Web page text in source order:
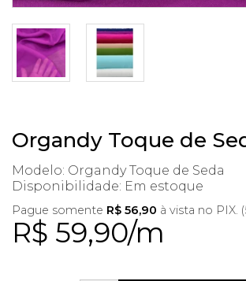
Organdy Toque de
Modelo: Organdy Toque de Seda
Disponibilidade: Em estoque
R$ 59,90/m
Pague somente R$ 56,90 à vista no PIX.